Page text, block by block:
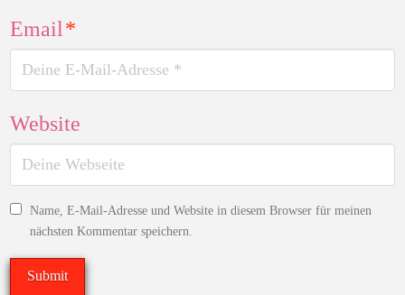
Email*
Website
Name, E-Mail-Adresse und Website in diesem Browser für meinen
nächsten Kommentar speichern.